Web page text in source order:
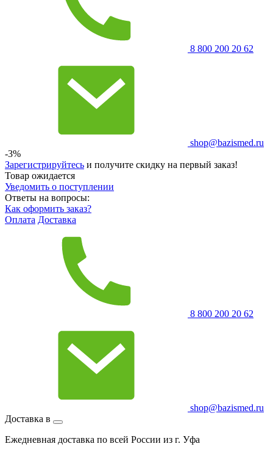
8 800 200 20 62
shop@bazismed.ru
-3%
Зарегистрируйтесь и получите скидку на первый заказ!
Товар ожидается
Уведомить о поступлении
Ответы на вопросы:
Как оформить заказ?
Оплата Доставка
8 800 200 20 62
shop@bazismed.ru
Доставка в
Ежедневная доставка по всей России из г. Уфа